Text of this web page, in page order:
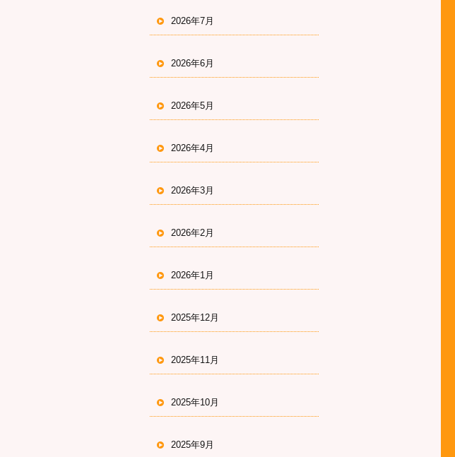
2026年7月
2026年6月
2026年5月
2026年4月
2026年3月
2026年2月
2026年1月
2025年12月
2025年11月
2025年10月
2025年9月